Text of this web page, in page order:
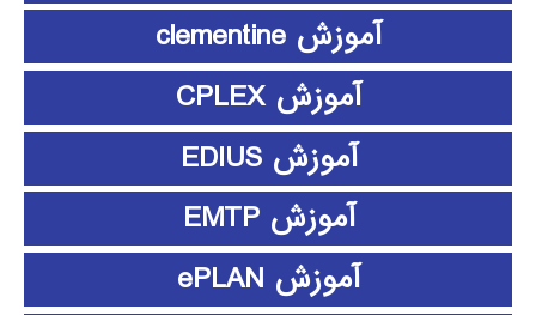
آموزش clementine
آموزش CPLEX
آموزش EDIUS
آموزش EMTP
آموزش ePLAN